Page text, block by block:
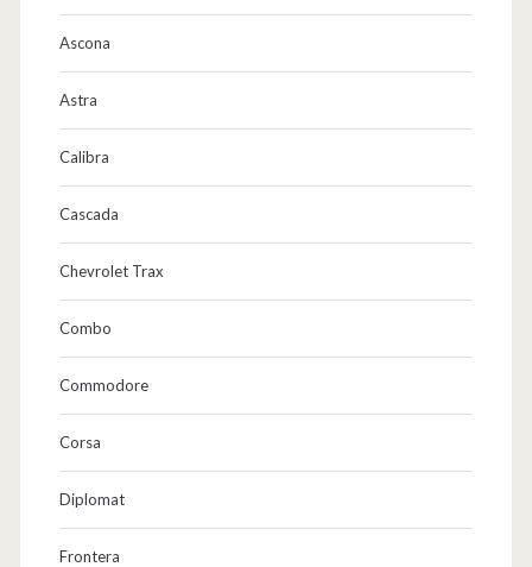
)
Ascona
Astra
Calibra
Cascada
Chevrolet Trax
Combo
Commodore
Corsa
Diplomat
Frontera